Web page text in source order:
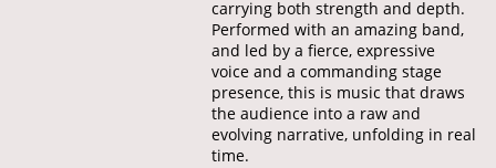
carrying both strength and depth.
Performed with an amazing band,
and led by a fierce, expressive
voice and a commanding stage
presence, this is music that draws
the audience into a raw and
evolving narrative, unfolding in real
time.